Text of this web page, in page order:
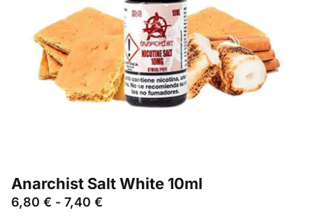
Anarchist Salt White 10ml
6,80 € - 7,40 €